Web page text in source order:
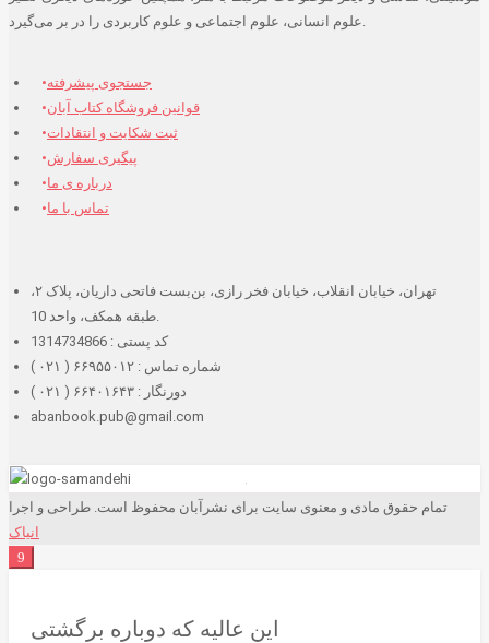
علوم انسانی، علوم اجتماعی و علوم کاربردی را در بر می‌گیرد.
جستجوی پیشرفته
قوانین فروشگاه کتاب آبان
ثبت شکایت و انتقادات
پیگیری سفارش
درباره ی ما
تماس با ما
تهران، خیابان انقلاب، خیابان فخر رازی، بن‌بست فاتحی داریان، پلاک ۲،
طبقه همکف، واحد 10.
کد پستی : 1314734866
شماره تماس : ۶۶۹۵۵۰۱۲ ( ۰۲۱ )
دورنگار : ۶۶۴۰۱۶۴۳ ( ۰۲۱ )
abanbook.pub@gmail.com
تمام حقوق مادی و معنوی سایت برای نشرآبان محفوظ است. طراحی و اجرا
انیاک
این عالیه که دوباره برگشتی